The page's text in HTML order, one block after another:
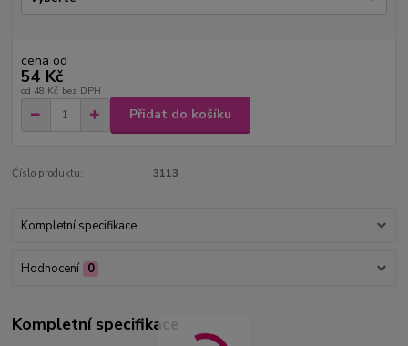
cena od
54 Kč
od 48 Kč bez DPH
Přidat do košíku
Číslo produktu: 3113
Kompletní specifikace
Hodnocení 0
Kompletní specifikace